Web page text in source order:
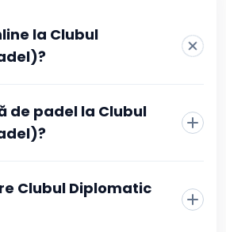
la Clubul
telefon sau mesaje către
vezi programul actualizat în timp
orar care îți convine.
primești imediat o confirmare
și pe adresa de email, cu toate
de padel la Clubul
Clubul Diplomatic